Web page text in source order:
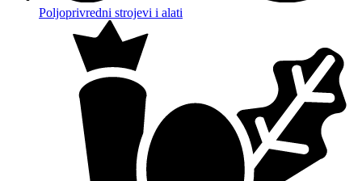
Poljoprivredni strojevi i alati